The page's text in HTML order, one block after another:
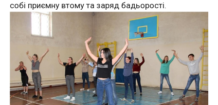
собі приємну втому та заряд бадьорості.